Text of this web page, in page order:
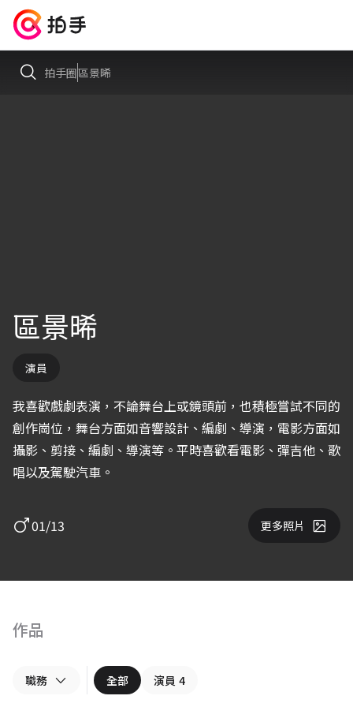
拍手圈區景晞
區景晞
演員
我喜歡戲劇表演，不論舞台上或鏡頭前，也積極嘗試不同的
創作崗位，舞台方面如音響設計、編劇、導演，電影方面如
攝影、剪接、編劇、導演等。平時喜歡看電影、彈吉他、歌
唱以及駕駛汽車。
01/13 更多照片
作品
職務 全部 演員 4